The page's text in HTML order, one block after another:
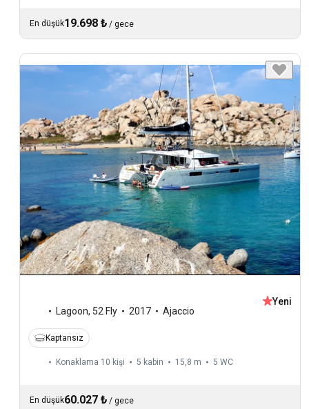
En düşük19.698 ₺ / gece
Lagoon, 52 Fly 2017 Ajaccio
Yeni
Kaptansız
Konaklama 10 kişi 5 kabin 15,8 m 5 WC
En düşük60.027 ₺ / gece